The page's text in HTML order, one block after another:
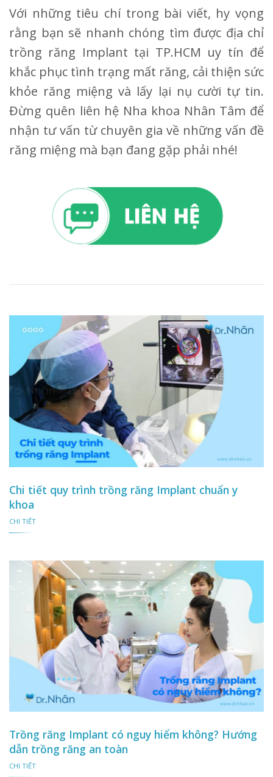
Với những tiêu chí trong bài viết, hy vọng
rằng bạn sẽ nhanh chóng tìm được địa chỉ
trồng răng Implant tại TP.HCM uy tín để
khắc phục tình trạng mất răng, cải thiện sức
khỏe răng miệng và lấy lại nụ cười tự tin.
Đừng quên liên hệ Nha khoa Nhân Tâm để
nhận tư vấn từ chuyên gia về những vấn đề
răng miệng mà bạn đang gặp phải nhé!
Chi tiết quy trình trồng răng Implant chuẩn y
khoa
CHI TIẾT
Trồng răng Implant có nguy hiểm không? Hướng
dẫn trồng răng an toàn
CHI TIẾT